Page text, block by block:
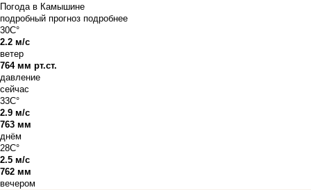
Погода в Камышине
подробный прогноз подробнее
30C°
2.2 м/с
ветер
764 мм рт.ст.
давление
сейчас
33C°
2.9 м/с
763 мм
днём
28C°
2.5 м/с
762 мм
вечером